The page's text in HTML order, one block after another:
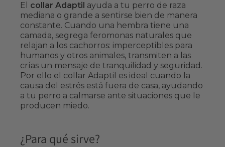
El collar Adaptil ayuda a tu perro de raza
mediana o grande a sentirse bien de manera
constante. Cuando una hembra tiene una
camada, segrega feromonas naturales que
relajan a los cachorros: imperceptibles para
humanos y otros animales, transmiten a las
crías un mensaje de tranquilidad y seguridad.
Por ello el collar Adaptil es ideal cuando la
causa del estrés está fuera de casa, ayudando
a tu perro a calmarse ante situaciones que le
producen miedo.
¿Para qué sirve?